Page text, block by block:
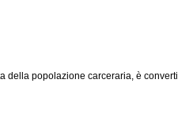
popolazione carceraria, è